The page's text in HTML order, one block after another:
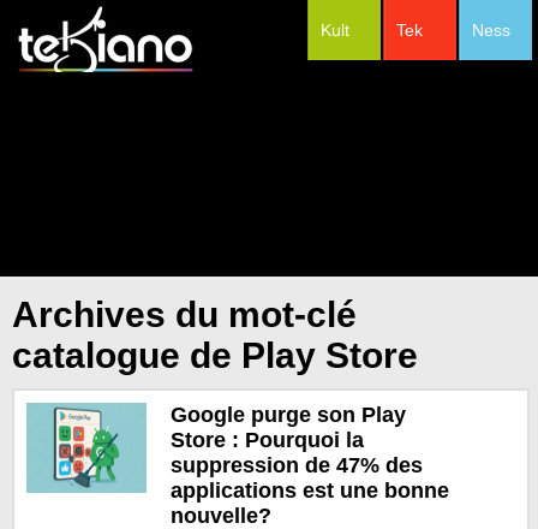
Ness
Tek
Kult
Archives du mot-clé
catalogue de Play Store
Google purge son Play
Store : Pourquoi la
suppression de 47% des
applications est une bonne
nouvelle?